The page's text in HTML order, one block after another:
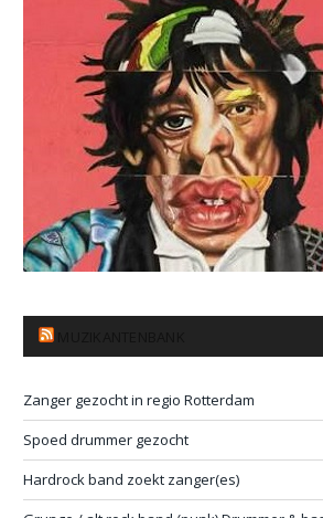
Zanger gezocht in regio Rotterdam
Spoed drummer gezocht
Hardrock band zoekt zanger(es)